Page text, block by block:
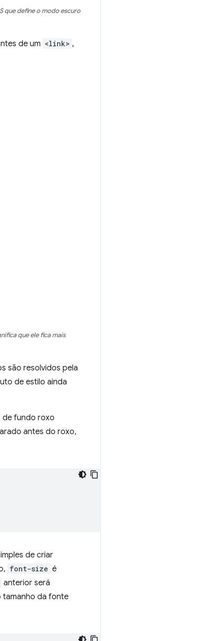
que define o modo escuro
de um <link> ,
que ele fica mais
são resolvidos pela
de estilo ainda
de fundo roxo
antes do roxo,
de criar
font-size é
anterior será
tamanho da fonte